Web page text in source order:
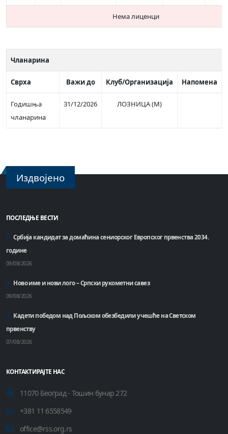
Нема лиценци
Чланарина
Сврха Важи до Клуб/Организација Напомена
Годишња
чланарина
31/12/2026 ЛОЗНИЦА (М)
Издвојено
ПОСЛЕДЊЕ ВЕСТИ
Србија кандидат за домаћинa сениорског Европског првенства 2034.
године
09/08/2026
Ново име и нови лого – Српски рукометни савез
09/08/2026
Кадети победом над Пољском обезбедили учешће на Светском
првенству
07/08/2026
КОНТАКТИРАЈТЕ НАС
11070 Београд - Тошин бунар 272
+381 11 6558549
office@rss.org.rs